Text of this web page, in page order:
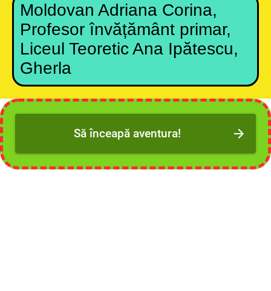
Moldovan Adriana Corina,
Profesor învățământ primar,
Liceul Teoretic Ana Ipătescu,
Gherla
Să înceapă aventura!